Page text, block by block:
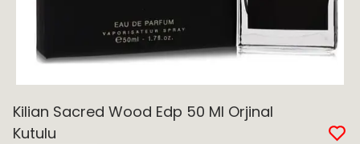
Kilian Sacred Wood Edp 50 Ml Orjinal
Kutulu